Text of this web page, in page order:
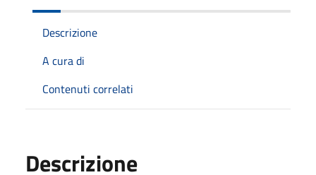
Descrizione
A cura di
Contenuti correlati
Descrizione